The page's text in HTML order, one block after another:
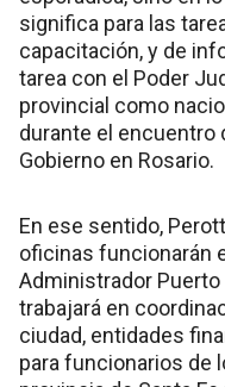
significa para las
capacitación, y de
tarea con el Poder
provincial como
durante el encuentro
Gobierno en Rosario.
En ese sentido,
oficinas funcionarán
Administrador Puerto
trabajará en
ciudad, entidades
para funcionarios de